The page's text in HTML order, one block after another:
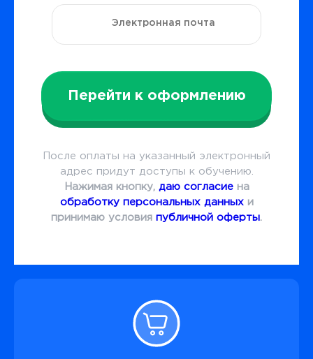
Перейти к оформлению
После оплаты на указанный электронный
адрес придут доступы к обучению.
Нажимая кнопку, даю согласиена
обработку персональных данныхи
принимаю условия публичной оферты.